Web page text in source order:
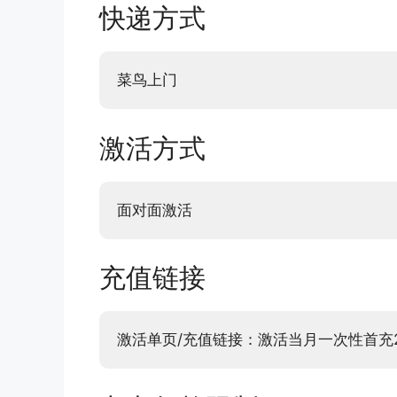
快递方式
菜鸟上门
激活方式
面对面激活
充值链接
激活单页/充值链接：激活当月一次性首